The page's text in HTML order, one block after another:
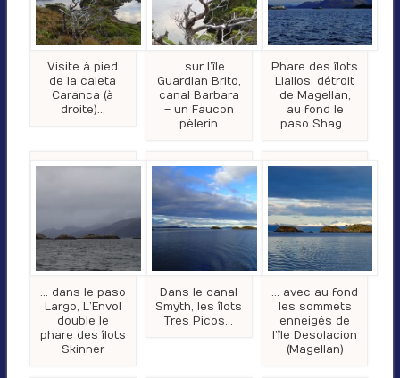
Visite à pied
de la caleta
Caranca (à
droite)…
… sur l’île
Guardian Brito,
canal Barbara
– un Faucon
pèlerin
Phare des îlots
Liallos, détroit
de Magellan,
au fond le
paso Shag…
… dans le paso
Largo, L’Envol
double le
phare des îlots
Skinner
Dans le canal
Smyth, les îlots
Tres Picos…
… avec au fond
les sommets
enneigés de
l’île Desolacion
(Magellan)